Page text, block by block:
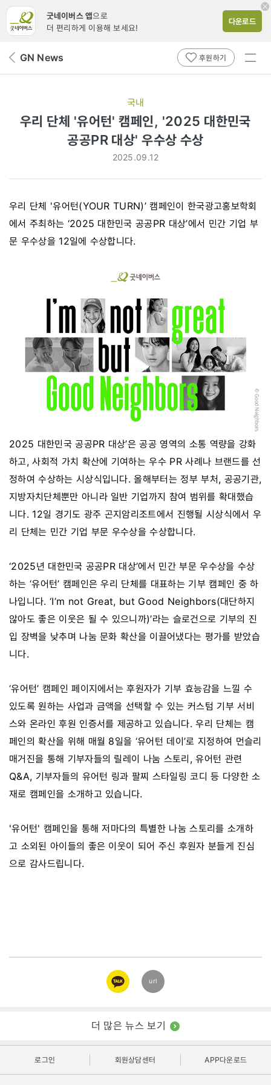
굿네이버스 앱으로
더 편리하게 이용해 보세요!
다운로드
뒤 GN News 후원하기
전체
국내
우리 단체 '유어턴' 캠페인, '2025 대한민국
공공PR 대상' 우수상 수상
2025.09.12
우리 단체 '유어턴(YOUR TURN)’ 캠페인이 한국광고홍보학회
에서 주최하는 ‘2025 대한민국 공공PR 대상’에서 민간 기업 부
문 우수상을 12일에 수상합니다.
2025 대한민국 공공PR 대상’은 공공 영역의 소통 역량을 강화
하고, 사회적 가치 확산에 기여하는 우수 PR 사례나 브랜드를 선
정하여 수상하는 시상식입니다. 올해부터는 정부 부처, 공공기관,
지방자치단체뿐만 아니라 일반 기업까지 참여 범위를 확대했습
니다. 12일 경기도 광주 곤지암리조트에서 진행될 시상식에서 우
리 단체는 민간 기업 부문 우수상을 수상합니다.
‘2025년 대한민국 공공PR 대상’에서 민간 부문 우수상을 수상
하는 ‘유어턴’ 캠페인은 우리 단체를 대표하는 기부 캠페인 중 하
나입니다. ‘I’m not Great, but Good Neighbors(대단하지
않아도 좋은 이웃은 될 수 있으니까)’라는 슬로건으로 기부의 진
입 장벽을 낮추며 나눔 문화 확산을 이끌어냈다는 평가를 받았습
니다.
‘유어턴’ 캠페인 페이지에서는 후원자가 기부 효능감을 느낄 수
있도록 원하는 사업과 금액을 선택할 수 있는 커스텀 기부 서비
스와 온라인 후원 인증서를 제공하고 있습니다. 우리 단체는 캠
페인의 확산을 위해 매월 8일을 ‘유어턴 데이’로 지정하여 먼슬리
매거진을 통해 기부자들의 릴레이 나눔 스토리, 유어턴 관련
Q&A, 기부자들의 유어턴 링과 팔찌 스타일링 코디 등 다양한 소
재로 캠페인을 소개하고 있습니다.
'유어턴' 캠페인을 통해 저마다의 특별한 나눔 스토리를 소개하
고 소외된 아이들의 좋은 이웃이 되어 주신 후원자 분들게 진심
으로 감사드립니다.
카카오
링크
url
더 많은 뉴스 보기
로그인 회원상담센터 APP다운로드